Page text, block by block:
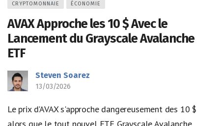
CRYPTOMONNAIE ÉCONOMIE
AVAX Approche les 10 $ Avec le
Lancement du Grayscale Avalanche
ETF
Steven Soarez
13/03/2026
Le prix d'AVAX s'approche dangereusement des 10 $